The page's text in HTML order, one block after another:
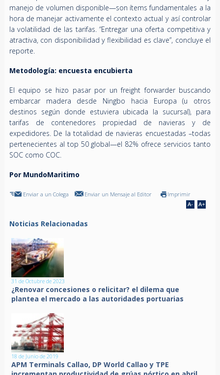
manejo de volumen disponible—son ítems fundamentales a la
hora de manejar activamente el contexto actual y así controlar
la volatilidad de las tarifas. “Entregar una oferta competitiva y
atractiva, con disponibilidad y flexibilidad es clave”, concluye el
reporte.
Metodología: encuesta encubierta
El equipo se hizo pasar por un freight forwarder buscando
embarcar madera desde Ningbo hacia Europa (u otros
destinos según donde estuviera ubicada la sucursal), para
tarifas de contenedores propiedad de navieras y de
expedidores. De la totalidad de navieras encuestadas –todas
pertenecientes al top 50 global—el 82% ofrece servicios tanto
SOC como COC.
Por MundoMaritimo
Enviar a un Colega Enviar un Mensaje al Editor Imprimir
Noticias Relacionadas
31 de Octubre de 2023
¿Renovar concesiones o relicitar? el dilema que
plantea el mercado a las autoridades portuarias
18 de Junio de 2019
APM Terminals Callao, DP World Callao y TPE